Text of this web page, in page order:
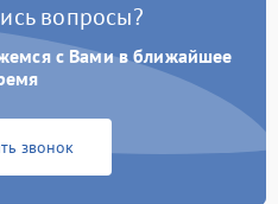
вопросы?
с Вами в ближайшее
звонок